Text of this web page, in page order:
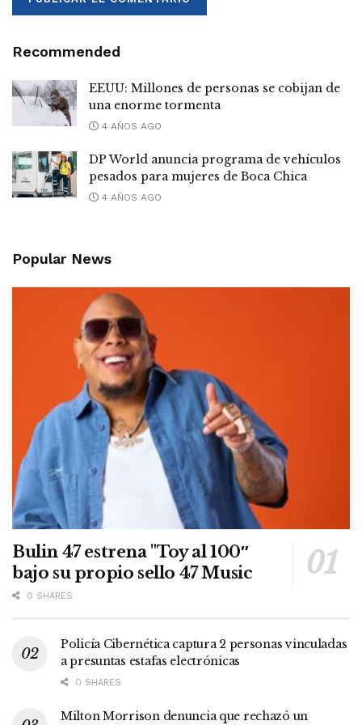
Recommended
EEUU: Millones de personas se cobijan de
una enorme tormenta
4 AÑOS AGO
DP World anuncia programa de vehículos
pesados para mujeres de Boca Chica
4 AÑOS AGO
Popular News
Bulin 47 estrena "Toy al 100″
bajo su propio sello 47 Music
0 SHARES
Policía Cibernética captura 2 personas vinculadas
a presuntas estafas electrónicas
0 SHARES
Milton Morrison denuncia que rechazó un